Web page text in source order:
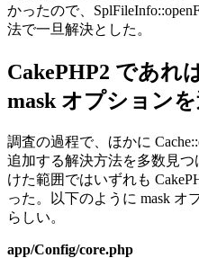
かったので、
法で一旦解決とした。
CakePHP2 であれ
mask オプション
調査の過程で、ほかに
追加する解決方法を多数見
けた範囲ではいずれも
った。以下のように mask オ
らしい。
app/Config/core.php